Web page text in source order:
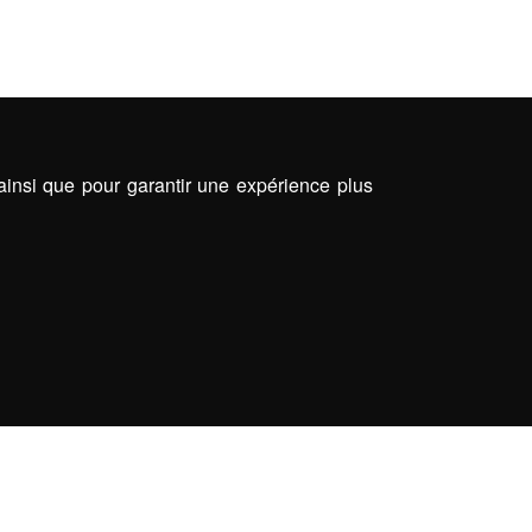
que pour garantir une expérience plus